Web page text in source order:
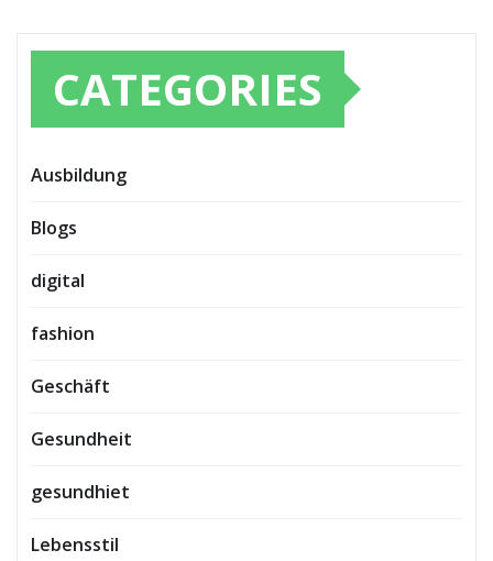
CATEGORIES
Ausbildung
Blogs
digital
fashion
Geschäft
Gesundheit
gesundhiet
Lebensstil